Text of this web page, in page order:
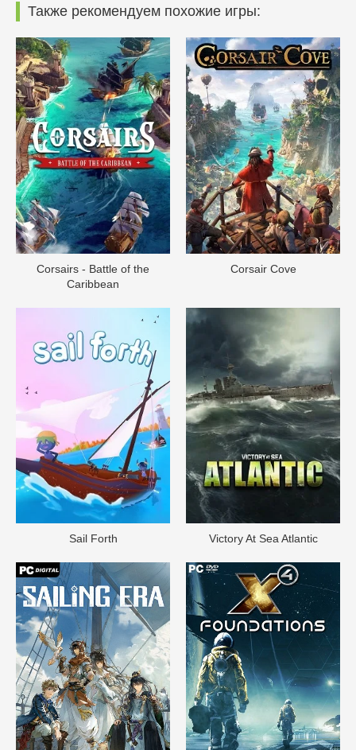
Также рекомендуем похожие игры:
Corsairs - Battle of the
Caribbean
Corsair Cove
Sail Forth Victory At Sea Atlantic